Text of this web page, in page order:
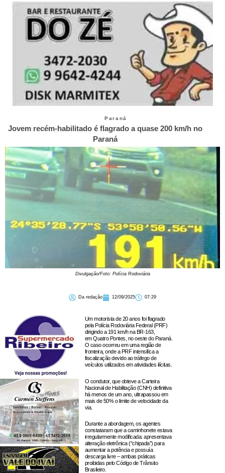
Paraná
Jovem recém-habilitado é flagrado a quase 200 km/h no
Paraná
Divulgação/Foto: Polícia Rodoviária
Da redação 12/09/2025 07:29
Um motorista de 20 anos foi flagrado
pela Polícia Rodoviária Federal (PRF)
dirigindo a 191 km/h na BR-163,
em Quatro Pontes, no oeste do Paraná.
O caso ocorreu em uma região de
fronteira, onde a PRF intensifica a
fiscalização devido ao tráfego de
veículos utilizados em atividades ilícitas.
O condutor, que obteve a Carteira
Nacional de Habilitação (CNH) definitiva
há menos de um ano, ultrapassou em
mais de 50% o limite de velocidade da
via.
Durante a abordagem, os agentes
constataram que a caminhonete estava
irregularmente modificada: apresentava
alteração eletrônica (“chipada”) para
aumentar a potência e possuía
descarga livre – ambas práticas
proibidas pelo Código de Trânsito
Brasileiro.